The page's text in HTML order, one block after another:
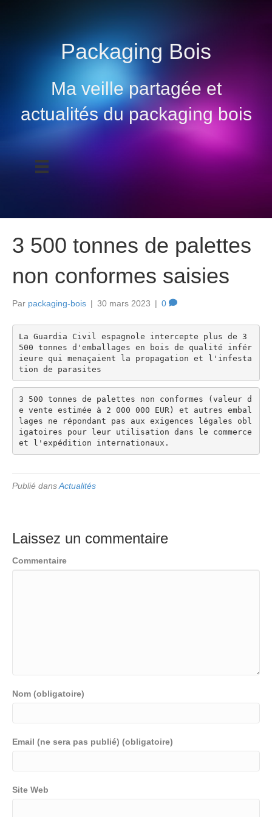
Packaging Bois
Ma veille partagée et
actualités du packaging bois
3 500 tonnes de palettes
non conformes saisies
Par packaging-bois | 30 mars 2023 | 0
La Guardia Civil espagnole intercepte plus de 3
500 tonnes d'emballages en bois de qualité infér
ieure qui menaçaient la propagation et l'infesta
tion de parasites
3 500 tonnes de palettes non conformes (valeur d
e vente estimée à 2 000 000 EUR) et autres embal
lages ne répondant pas aux exigences légales obl
igatoires pour leur utilisation dans le commerce
et l'expédition internationaux.
Publié dansActualités
Laissez un commentaire
Commentaire
Nom (obligatoire)
Email (ne sera pas publié) (obligatoire)
Site Web